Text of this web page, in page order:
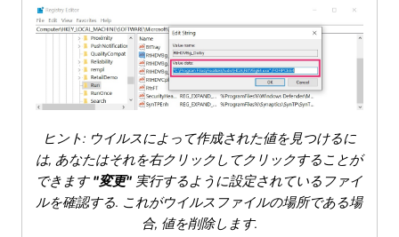
ヒント: ウイルスによって作成された値を見つけるに
は, あなたはそれを右クリックしてクリックすることが
できます"変更" 実行するように設定されているファイ
ルを確認する. これがウイルスファイルの場所である場
合, 値を削除します.